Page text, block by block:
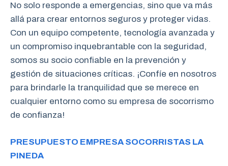
No solo responde a emergencias, sino que va más
allá para crear entornos seguros y proteger vidas.
Con un equipo competente, tecnología avanzada y
un compromiso inquebrantable con la seguridad,
somos su socio confiable en la prevención y
gestión de situaciones críticas. ¡Confíe en nosotros
para brindarle la tranquilidad que se merece en
cualquier entorno como su empresa de socorrismo
de confianza!
PRESUPUESTO EMPRESA SOCORRISTAS LA
PINEDA